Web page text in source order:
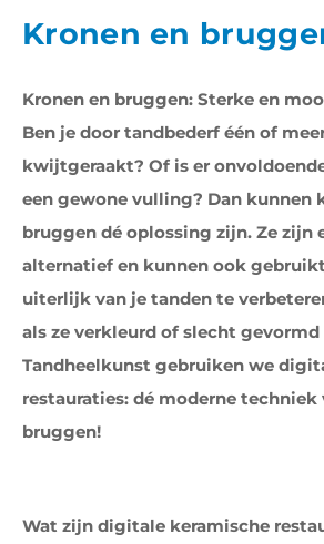
Kronen en
Kronen en bruggen: Sterke en
Ben je door tandbederf één of
kwijtgeraakt? Of is er
een gewone vulling? Dan kunnen
bruggen dé oplossing zijn. Ze zijn
alternatief en kunnen ook
uiterlijk van je tanden te
als ze verkleurd of slecht gevormd
Tandheelkunst gebruiken we
restauraties: dé moderne techniek
bruggen!
Wat zijn digitale keramische